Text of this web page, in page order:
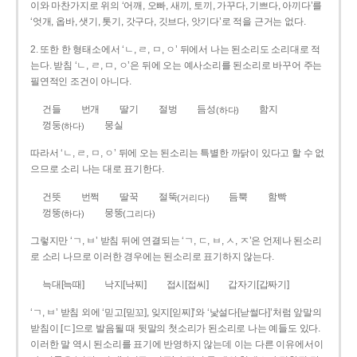
이와 마찬가지로 위의 ‘어깨, 오빠, 새끼, 토끼, 가꾸다, 기쁘다, 아끼다’를
‘엇개, 옵바, 샛기, 톳기, 갓구다, 깃브다, 앗기다’로 적을 근거는 없다.
2. 또한 한 형태소에서 ‘ㄴ, ㄹ, ㅁ, ㅇ’ 뒤에서 나는 된소리도 소리대로 적
는다. 받침 ‘ㄴ, ㄹ, ㅁ, ㅇ’은 뒤에 오는 예사소리를 된소리로 바꾸어 주는
필연적인 조건이 아니다.
건들 번개 딸기 절벙 듬성(하다)
함지
껑둥(하다) 뭉실
따라서 ‘ㄴ, ㄹ, ㅁ, ㅇ’ 뒤에 오는 된소리는 특별한 까닭이 있다고 할 수 없
으므로 소리 나는 대로 표기한다.
건뜻 번쩍 딸꾹 절뚝(거리다) 듬뿍
함빡
껑뚱(하다) 뭉뚱(그리다)
그렇지만 ‘ㄱ, ㅂ’ 받침 뒤에 연결되는 ‘ㄱ, ㄷ, ㅂ, ㅅ, ㅈ’은 언제나 된소리
로 소리 나므로 이러한 경우에는 된소리로 표기하지 않는다.
늑대[늑때] 낙지[낙찌] 접시[접씨] 갑자기[갑짜기]
‘ㄱ, ㅂ’ 받침 외에 ‘믿고[믿꼬], 잊지[읻찌]’와 ‘낯설다[낟썰다]’처럼 앞말의
받침이 [ㄷ]으로 발음될 때 뒷말의 첫소리가 된소리로 나는 예들도 있다.
이러한 말 역시 된소리를 표기에 반영하지 않는데 이는 다른 이유에서이